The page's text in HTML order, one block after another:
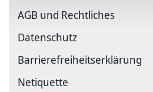
AGB und Rechtliches
Datenschutz
Barriere­freiheits­erklärung
Netiquette